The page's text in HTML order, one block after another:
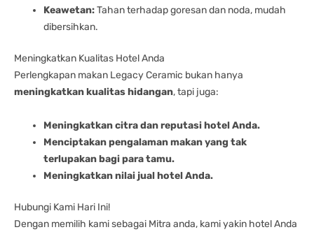
Keawetan:Tahan terhadap goresan dan noda, mudah
dibersihkan.
Meningkatkan Kualitas Hotel Anda
Perlengkapan makan Legacy Ceramic bukan hanya
meningkatkan kualitas hidangan, tapi juga:
Meningkatkan citra dan reputasi hotel Anda.
Menciptakan pengalaman makan yang tak
terlupakan bagi para tamu.
Meningkatkan nilai jual hotel Anda.
Hubungi Kami Hari Ini!
Dengan memilih kami sebagai Mitra anda, kami yakin hotel Anda